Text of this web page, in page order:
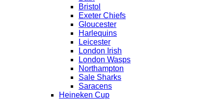
Bristol
Exeter Chiefs
Gloucester
Harlequins
Leicester
London Irish
London Wasps
Northampton
Sale Sharks
Saracens
Heineken Cup